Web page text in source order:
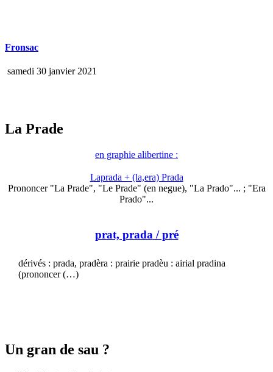
Fronsac
samedi 30 janvier 2021
La Prade
en graphie alibertine :
Laprada + (la,era) Prada
Prononcer "La Prade", "Le Prade" (en negue), "La Prado"... ; "Era
Prado"...
prat, prada / pré
dérivés : prada, pradèra : prairie pradèu : airial pradina
(prononcer (…)
Un gran de sau ?